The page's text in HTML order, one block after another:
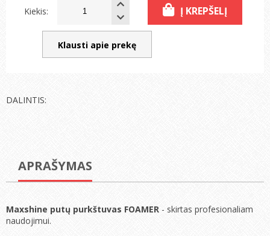
Kiekis: Į KREPŠELĮ
Klausti apie prekę
DALINTIS:
APRAŠYMAS
Maxshine putų purkštuvas FOAMER - skirtas profesionaliam
naudojimui.